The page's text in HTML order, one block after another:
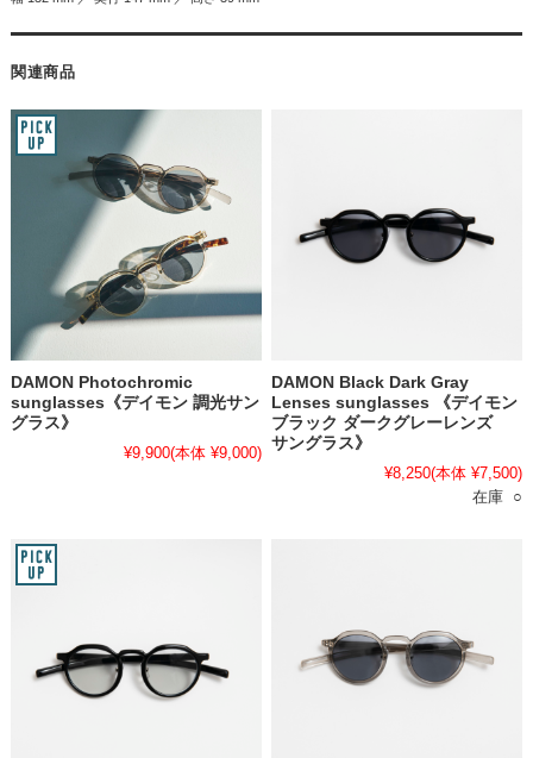
関連商品
DAMON Photochromic
sunglasses《デイモン 調光サン
グラス》
¥9,900(本体 ¥9,000)
DAMON Black Dark Gray
Lenses sunglasses 《デイモン
ブラック ダークグレーレンズ
サングラス》
¥8,250(本体 ¥7,500)
在庫 ○